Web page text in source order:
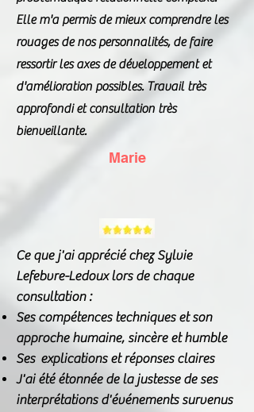
Elle m'a permis de mieux comprendre les
rouages de nos personnalités, de faire
ressortir les axes de développement et
d'amélioration possibles. Travail très
approfondi et consultation très
bienveillante.
Marie
Ce que j'ai apprécié chez Sylvie
Lefebvre-Ledoux lors de chaque
consultation :
Ses compétences techniques et son
approche humaine, sincère et humble
Ses explications et réponses claires
J'ai été étonnée de la justesse de ses
interprétations d'événements survenus